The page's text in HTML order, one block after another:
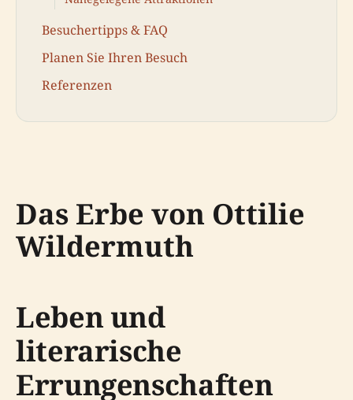
Besuchertipps & FAQ
Planen Sie Ihren Besuch
Referenzen
Das Erbe von Ottilie
Wildermuth
Leben und
literarische
Errungenschaften